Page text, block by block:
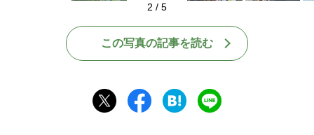
2 / 5
この写真の記事を読む